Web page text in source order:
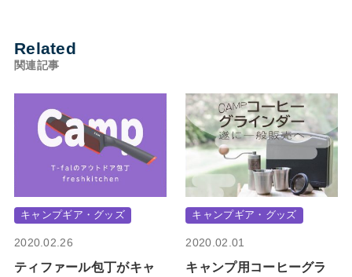
Related
関連記事
キャンプギア・グッズ
2020.02.26
ティファール包丁がキャ
キャンプギア・グッズ
2020.02.01
キャンプ用コーヒーグラ